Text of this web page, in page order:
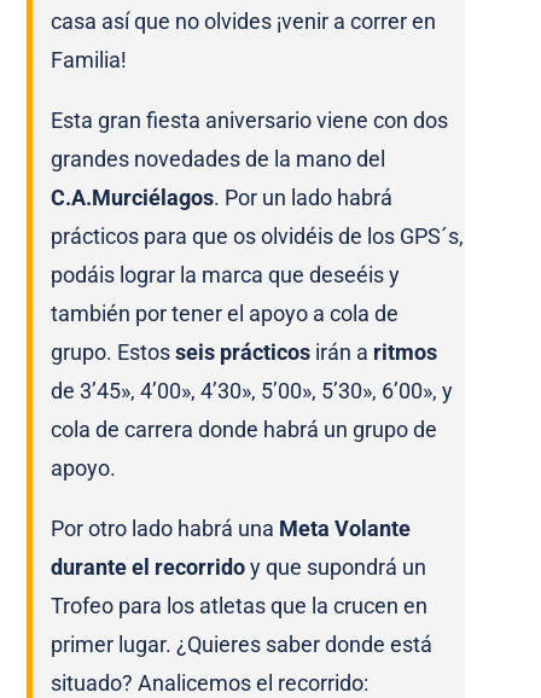
casa así que no olvides ¡venir a correr en
Familia!
Esta gran fiesta aniversario viene con dos
grandes novedades de la mano del
C.A.Murciélagos. Por un lado habrá
prácticos para que os olvidéis de los GPS´s,
podáis lograr la marca que deseéis y
también por tener el apoyo a cola de
grupo. Estosseis prácticos irán a ritmos
de 3’45», 4’00», 4’30», 5’00», 5’30», 6’00», y
cola de carrera donde habrá un grupo de
apoyo.
Por otro lado habrá una Meta Volante
durante el recorridoy que supondrá un
Trofeo para los atletas que la crucen en
primer lugar.¿Quieres saber donde está
situado? Analicemos el recorrido: